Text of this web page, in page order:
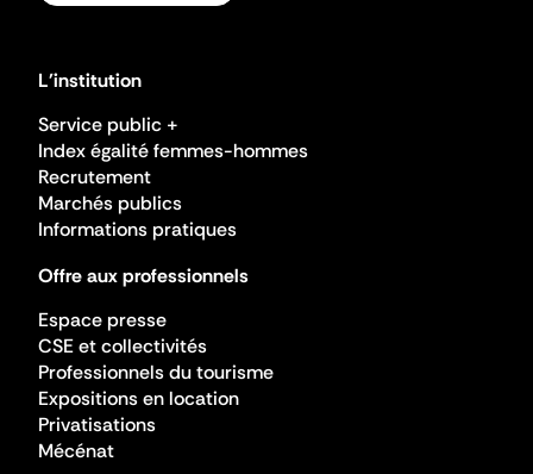
L'institution
Service public +
Index égalité femmes-hommes
Recrutement
Marchés publics
Informations pratiques
Offre aux professionnels
Espace presse
CSE et collectivités
Professionnels du tourisme
Expositions en location
Privatisations
Mécénat